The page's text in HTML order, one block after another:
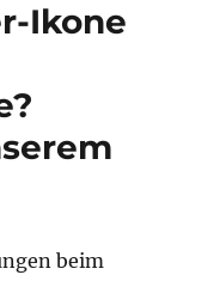
Ikone
beim